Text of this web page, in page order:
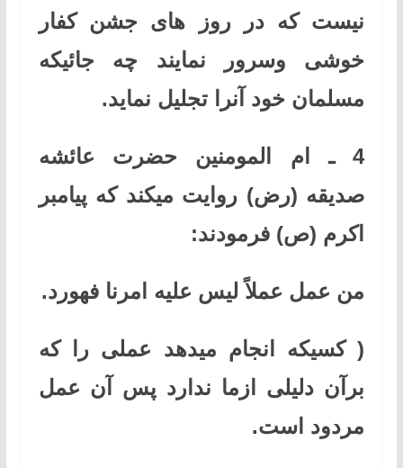
نیست که در روز های جشن کفار
خوشی وسرور نمایند چه جائیکه
مسلمان خود آنرا تجلیل نماید.
4ـ
ام المومنین حضرت عائشه
صدیقه (رض) روایت میکند که پیامبر
اکرم (ص) فرمودند:
من عمل عملاً لیس علیه امرنا فهورد.
(کسیکه انجام میدهد عملی را که
برآن دلیلی ازما ندارد پس آن عمل
مردود است.